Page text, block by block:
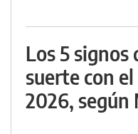
Los 5 signos
suerte con
2026,